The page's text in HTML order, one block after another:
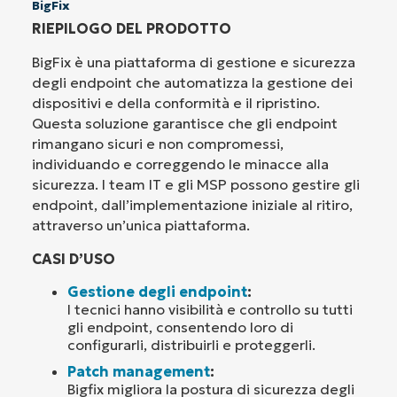
BigFix
RIEPILOGO DEL PRODOTTO
BigFix è una piattaforma di gestione e sicurezza
degli endpoint che automatizza la gestione dei
dispositivi e della conformità e il ripristino.
Questa soluzione garantisce che gli endpoint
rimangano sicuri e non compromessi,
individuando e correggendo le minacce alla
sicurezza. I team IT e gli MSP possono gestire gli
endpoint, dall’implementazione iniziale al ritiro,
attraverso un’unica piattaforma.
CASI D’USO
Gestione degli endpoint:
I tecnici hanno visibilità e controllo su tutti
gli endpoint, consentendo loro di
configurarli, distribuirli e proteggerli.
Patch management:
Bigfix migliora la postura di sicurezza degli